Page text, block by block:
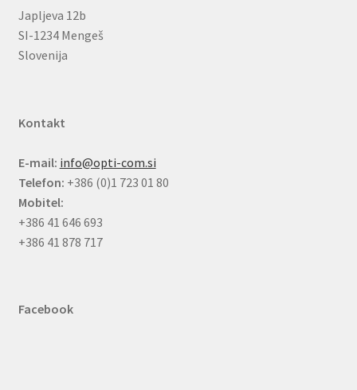
Japljeva 12b
SI-1234 Mengeš
Slovenija
Kontakt
E-mail: info@opti-com.si
Telefon: +386 (0)1 723 01 80
Mobitel:
+386 41 646 693
+386 41 878 717
Facebook